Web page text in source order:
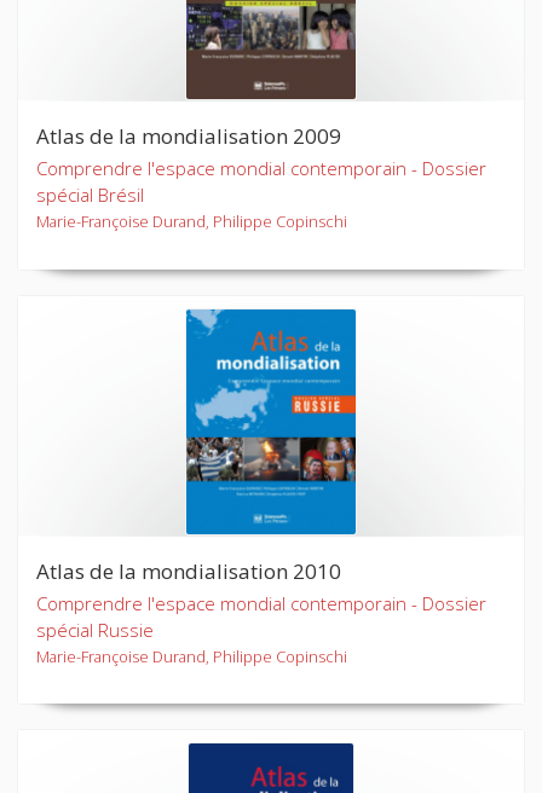
Atlas de la mondialisation 2009
Comprendre l'espace mondial contemporain - Dossier
spécial Brésil
Marie-Françoise Durand, Philippe Copinschi
Atlas de la mondialisation 2010
Comprendre l'espace mondial contemporain - Dossier
spécial Russie
Marie-Françoise Durand, Philippe Copinschi